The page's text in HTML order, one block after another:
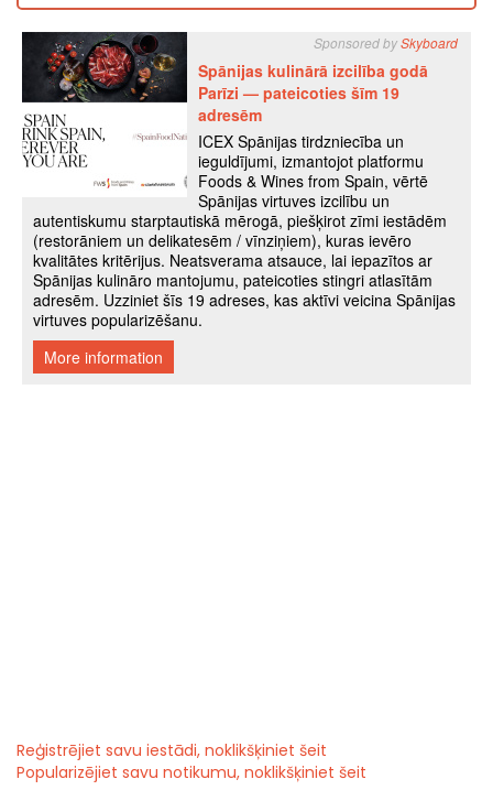
Reģistrējiet savu iestādi, noklikšķiniet šeit
Popularizējiet savu notikumu, noklikšķiniet šeit